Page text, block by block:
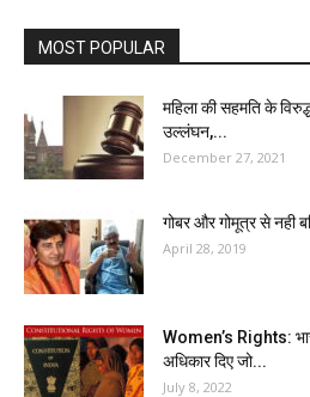
MOST POPULAR
महिला की सहमति के
उल्लंघन,...
December 27, 2021
गोबर और गोमूत्र से नही
April 28, 2019
Women’s Rights:
अधिकार दिए जो...
July 8, 2022